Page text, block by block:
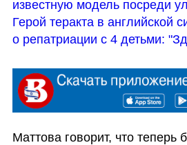
известную модель посреди
Герой теракта в английской
о репатриации с 4 детьми:
Маттова говорит, что теперь